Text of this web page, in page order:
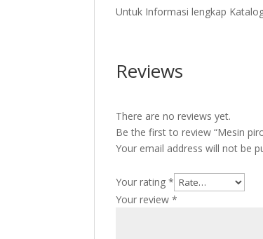
Untuk Informasi lengkap
Reviews
There are no reviews yet.
Be the first to review “Mesin
Your email address will not be
Your rating*
Your review*